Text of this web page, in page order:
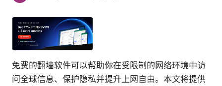
免费的翻墙软件可以帮助你在受限制的网络环境中访
问全球信息、保护隐私并提升上网自由。本文将提供